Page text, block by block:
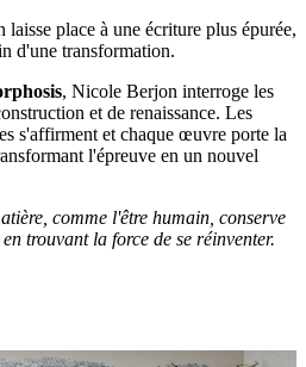
place à une écriture plus épurée,
d'une transformation.
, Nicole Berjon interroge les
et de renaissance. Les
s'affirment et chaque œuvre porte la
l'épreuve en un nouvel
comme l'être humain, conserve
trouvant la force de se réinventer.